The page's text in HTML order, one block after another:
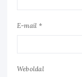
E-mail *
Weboldal